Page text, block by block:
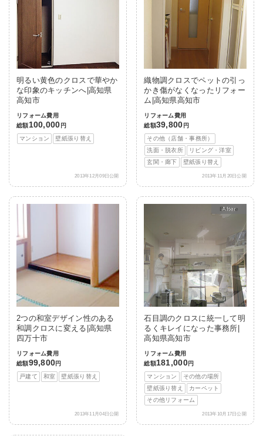
明るい黄色のクロスで華やか
な印象のキッチンへ|高知県
高知市
リフォーム費用
総額100,000 円
マンション
壁紙張り替え
2013年12月09日公開
織物調クロスでペットの引っ
かき傷がなくなったリフォー
ム|高知県高知市
リフォーム費用
総額39,800 円
その他（店舗・事務所）
洗面・脱衣所
リビング・洋室
玄関・廊下
壁紙張り替え
2013年11月20日公開
2つの和室デザイン性のある
和調クロスに変える|高知県
四万十市
リフォーム費用
総額99,800円
戸建て
和室 壁紙張り替え
2013年11月04日公開
After
石目調のクロスに統一して明
るくキレイになった事務所|
高知県高知市
リフォーム費用
総額181,000円
マンション
その他の場所
壁紙張り替え
カーペット
その他リフォーム
2013年10月17日公開